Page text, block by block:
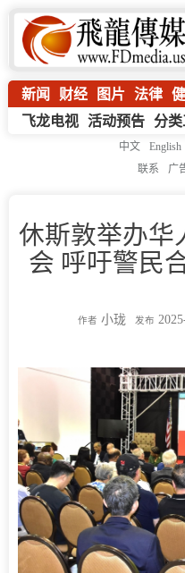
新闻 财经 图片 法律
飞龙电视 活动预告 分
中文 English
联系
广
休斯敦举办华
会 呼吁警民
作者 小珑 发布